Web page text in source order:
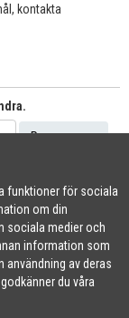
funktioner för sociala
om din
sociala medier och
information som
användning av deras
du våra
kontakta